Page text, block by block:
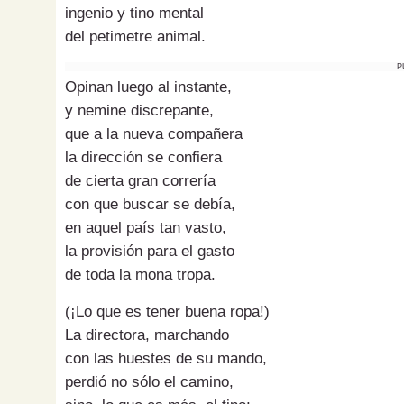
ingenio y tino mental
del petimetre animal.
Opinan luego al instante,
y nemine discrepante,
que a la nueva compañera
la dirección se confiera
de cierta gran correría
con que buscar se debía,
en aquel país tan vasto,
la provisión para el gasto
de toda la mona tropa.
(¡Lo que es tener buena ropa!)
La directora, marchando
con las huestes de su mando,
perdió no sólo el camino,